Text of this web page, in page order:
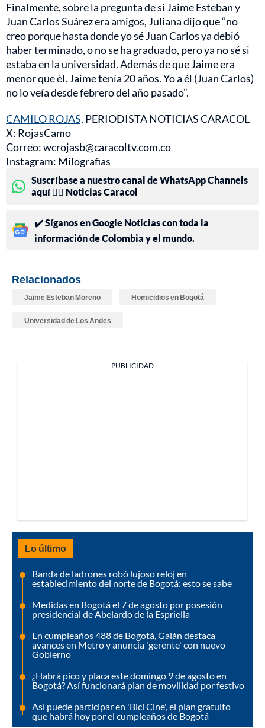
Finalmente, sobre la pregunta de si Jaime Esteban y
Juan Carlos Suárez era amigos, Juliana dijo que “no
creo porque hasta donde yo sé Juan Carlos ya debió
haber terminado, o no se ha graduado, pero ya no sé si
estaba en la universidad. Además de que Jaime era
menor que él. Jaime tenía 20 años. Yo a él (Juan Carlos)
no lo veía desde febrero del año pasado”.
CAMILO ROJAS, PERIODISTA NOTICIAS CARACOL
X: RojasCamo
Correo: wcrojasb@caracoltv.com.co
Instagram: Milografias
Suscríbase a nuestro canal de WhatsApp Channels
aquí 👉🏻 Noticias Caracol
✔️ Síganos en Google Noticias con toda la
información de Colombia y el mundo.
Relacionados
Jaime Esteban Moreno Homicidios en Bogotá
Universidad de Los Andes
PUBLICIDAD
Lo último
Banda de ladrones robó lujoso reloj en
establecimiento del norte de Bogotá: esto se sabe
Medidas en Bogotá el 7 de agosto por posesión
presidencial de Abelardo de la Espriella
En cumpleaños 488 de Bogotá, Galán destaca
avances en Metro y anuncia 'gerente' con nuevo
Gobierno
¿Habrá pico y placa este domingo 9 de agosto en
Bogotá? Así funcionará plan de movilidad por festivo
Así puede participar en 'Bici Cine', el plan gratuito
que habrá hoy por el cumpleaños de Bogotá